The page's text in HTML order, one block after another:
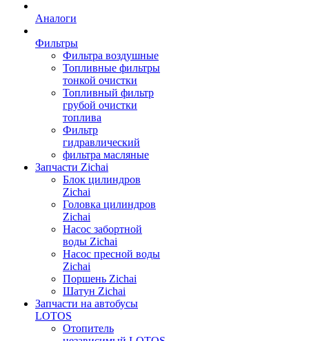
Аналоги
Фильтры
Фильтра воздушные
Топливные фильтры
тонкой очистки
Топливный фильтр
грубой очистки
топлива
Фильтр
гидравлический
фильтра масляные
Запчасти Zichai
Блок цилиндров
Zichai
Головка цилиндров
Zichai
Насос забортной
воды Zichai
Насос пресной воды
Zichai
Поршень Zichai
Шатун Zichai
Запчасти на автобусы
LOTOS
Отопитель